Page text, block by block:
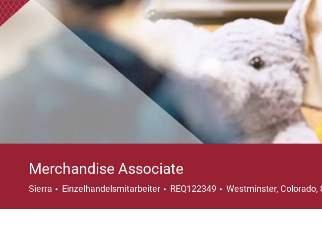
Merchandise Associate
Sierra Kategorie
Einzelhandelsmitarbeiter REQ122349 Ort
Westminster, Colorado,